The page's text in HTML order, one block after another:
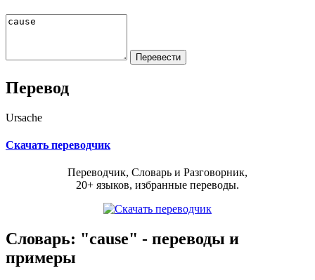
Перевод
Ursache
Скачать переводчик
Переводчик, Словарь и Разговорник,
20+ языков, избранные переводы.
Словарь: "cause" - переводы и
примеры